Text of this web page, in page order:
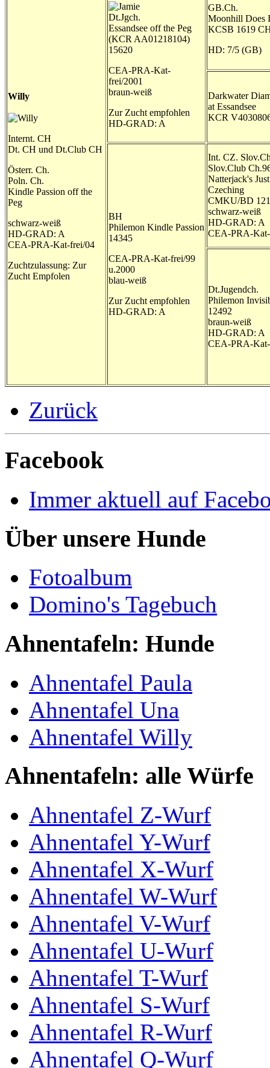
Willy
Internt. CH
Dt. CH und Dt.Club CH
Österr. Ch.
Poln. Ch.
Kindle Passion off the
Peg
schwarz-weiß
HD-GRAD: A
CEA-PRA-Kat-frei/04
Zuchtzulassung: Zur
Zucht Empfolen
Dt.Jgch.
Essandsee off the Peg
(KCR AA01218104)
15620
CEA-PRA-Kat-
frei/2001
braun-weiß
Zur Zucht empfohlen
HD-GRAD: A
GB.Ch.
Moonhill Does
KCSB 1619
HD: 7/5 (GB)
Darkwater
at Essandsee
KCR
BH
Philemon Kindle Passion
14345
CEA-PRA-Kat-frei/99
u.2000
blau-weiß
Zur Zucht empfohlen
HD-GRAD: A
Int. CZ.
Slov.Club
Natterjack's Just
Czeching
CMKU/BD
schwarz-weiß
HD-GRAD: A
CEA-PRA-
Dt.Jugendch.
Philemon
12492
braun-weiß
HD-GRAD: A
CEA-PRA-
Zurück
Facebook
Immer aktuell auf
Über unsere Hunde
Fotoalbum
Domino's Tagebuch
Ahnentafeln: Hunde
Ahnentafel Paula
Ahnentafel Una
Ahnentafel Willy
Ahnentafeln: alle Würfe
Ahnentafel Z-Wurf
Ahnentafel Y-Wurf
Ahnentafel X-Wurf
Ahnentafel W-Wurf
Ahnentafel V-Wurf
Ahnentafel U-Wurf
Ahnentafel T-Wurf
Ahnentafel S-Wurf
Ahnentafel R-Wurf
Ahnentafel Q-Wurf